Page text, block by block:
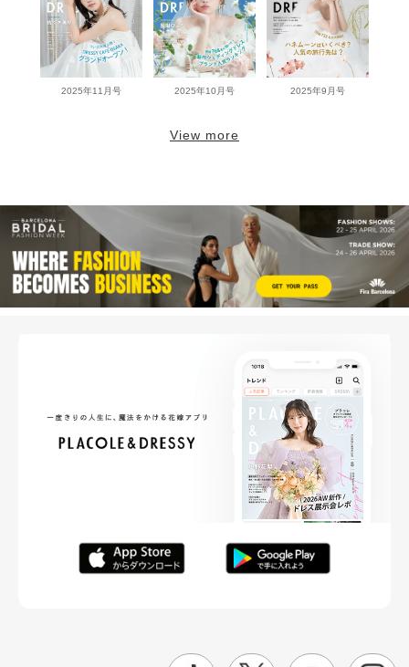
2025年11月号 2025年10月号 2025年9月号
View more